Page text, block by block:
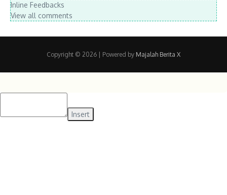
Inline Feedbacks
View all comments
Copyright © 2026 | Powered by Majalah Berita X
Insert